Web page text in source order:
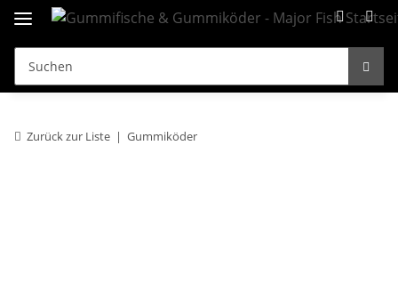
Zurück zur Liste Gummiköder